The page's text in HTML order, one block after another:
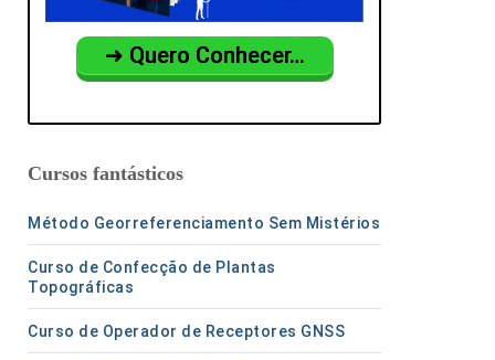
➜ Quero Conhecer…
Cursos fantásticos
Método Georreferenciamento Sem Mistérios
Curso de Confecção de Plantas
Topográficas
Curso de Operador de Receptores GNSS